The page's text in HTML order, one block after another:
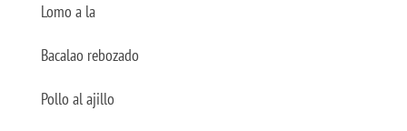
Lomo a la
Bacalao rebozado
Pollo al ajillo